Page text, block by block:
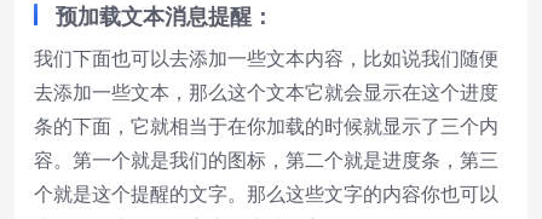
预加载文本消息提醒：
我们下面也可以去添加一些文本内容，比如说我们随便
去添加一些文本，那么这个文本它就会显示在这个进度
条的下面，它就相当于在你加载的时候就显示了三个内
容。第一个就是我们的图标，第二个就是进度条，第三
个就是这个提醒的文字。那么这些文字的内容你也可以